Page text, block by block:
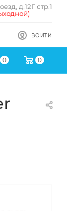
д.12Г стр.1
ВОЙТИ
0 0